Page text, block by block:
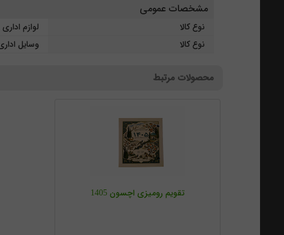
مشخصات عمومی
نوع کالا
لوازم اداری
نوع کالا
وسایل
محصولات مرتبط
تقویم رومیزی اچسون 1405